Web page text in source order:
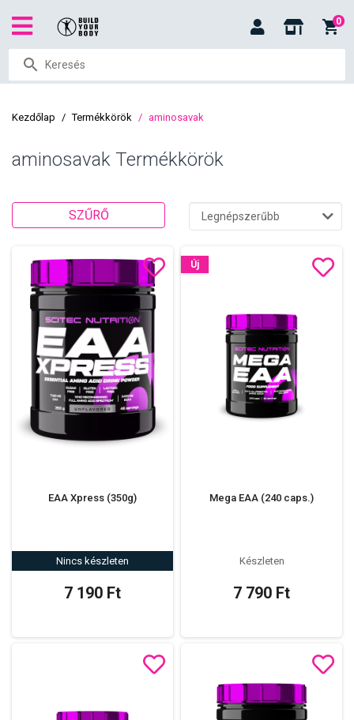
0
Kezdőlap Termékkörök aminosavak
aminosavak Termékkörök
SZŰRŐ
EAA Xpress (350g)
Nincs készleten
7 190 Ft
Új
Mega EAA (240 caps.)
Készleten
7 790 Ft